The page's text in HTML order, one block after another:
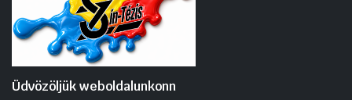
Üdvözöljük weboldalunkonn